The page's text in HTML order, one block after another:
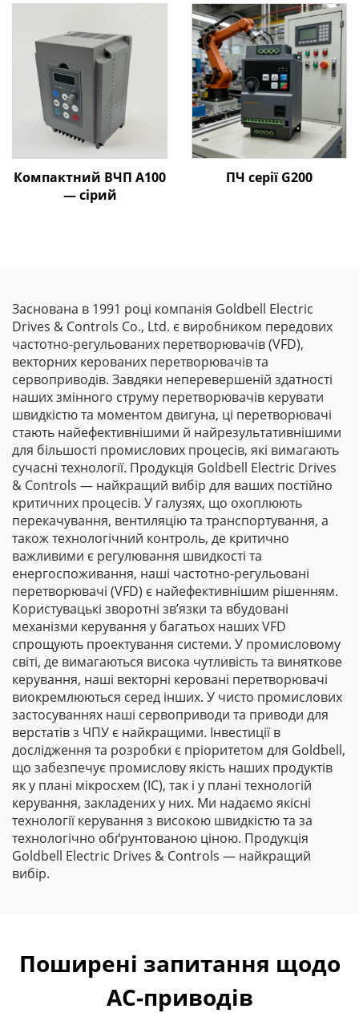
кВт–800 кВт |
векторне керування |
Відповідає стандарту
Компактний ВЧП A100
— сірий
ПЧ серії G200
Заснована в 1991 році компанія Goldbell Electric
Drives & Controls Co., Ltd. є виробником передових
частотно-регульованих перетворювачів (VFD),
векторних керованих перетворювачів та
сервоприводів. Завдяки неперевершеній здатності
наших змінного струму перетворювачів керувати
швидкістю та моментом двигуна, ці перетворювачі
стають найефективнішими й найрезультативнішими
для більшості промислових процесів, які вимагають
сучасні технології. Продукція Goldbell Electric Drives
& Controls — найкращий вибір для ваших постійно
критичних процесів. У галузях, що охоплюють
перекачування, вентиляцію та транспортування, а
також технологічний контроль, де критично
важливими є регулювання швидкості та
енергоспоживання, наші частотно-регульовані
перетворювачі (VFD) є найефективнішим рішенням.
Користувацькі зворотні зв’язки та вбудовані
механізми керування у багатьох наших VFD
спрощують проектування системи. У промисловому
світі, де вимагаються висока чутливість та виняткове
керування, наші векторні керовані перетворювачі
виокремлюються серед інших. У чисто промислових
застосуваннях наші сервоприводи та приводи для
верстатів з ЧПУ є найкращими. Інвестиції в
дослідження та розробки є пріоритетом для Goldbell,
що забезпечує промислову якість наших продуктів
як у плані мікросхем (IC), так і у плані технологій
керування, закладених у них. Ми надаємо якісні
технології керування з високою швидкістю та за
технологічно обґрунтованою ціною. Продукція
Goldbell Electric Drives & Controls — найкращий
вибір.
Поширені запитання щодо
AC-приводів